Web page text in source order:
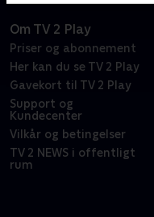
Om TV 2 Play
Priser og abonnement
Her kan du se TV 2 Play
Gavekort til TV 2 Play
Support og
Kundecenter
Vilkår og betingelser
TV 2 NEWS i offentligt
rum